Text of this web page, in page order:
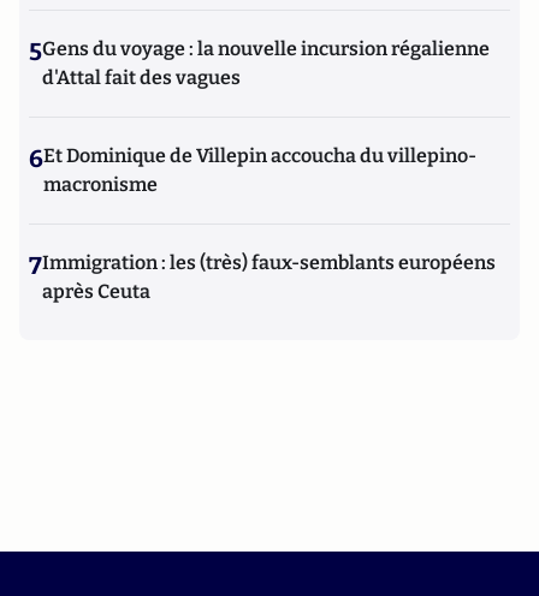
5Gens du voyage : la nouvelle incursion régalienne
d'Attal fait des vagues
6Et Dominique de Villepin accoucha du villepino-
macronisme
7Immigration : les (très) faux-semblants européens
après Ceuta